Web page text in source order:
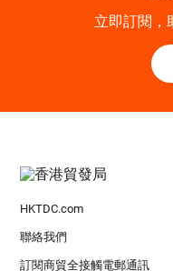
立即訂閱，
HKTDC.com
聯絡我們
訂閱商貿全接觸電郵通訊